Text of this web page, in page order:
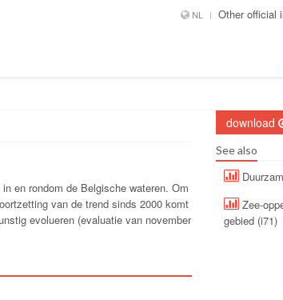
NL Other official
en rondom de Belgische wateren. Om
van de trend sinds 2000 komt
evolueren (evaluatie van november
download
See also
Zee-
gebied (i71)